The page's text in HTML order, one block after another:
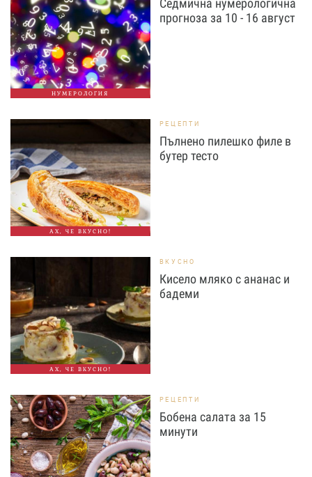
НУМЕРОЛОГИЯ
Седмична нумерологична
прогноза за 10 - 16 август
АХ, ЧЕ ВКУСНО!
РЕЦЕПТИ
Пълнено пилешко филе в
бутер тесто
АХ, ЧЕ ВКУСНО!
ВКУСНО
Кисело мляко с ананас и
бадеми
РЕЦЕПТИ
Бобена салата за 15
минути